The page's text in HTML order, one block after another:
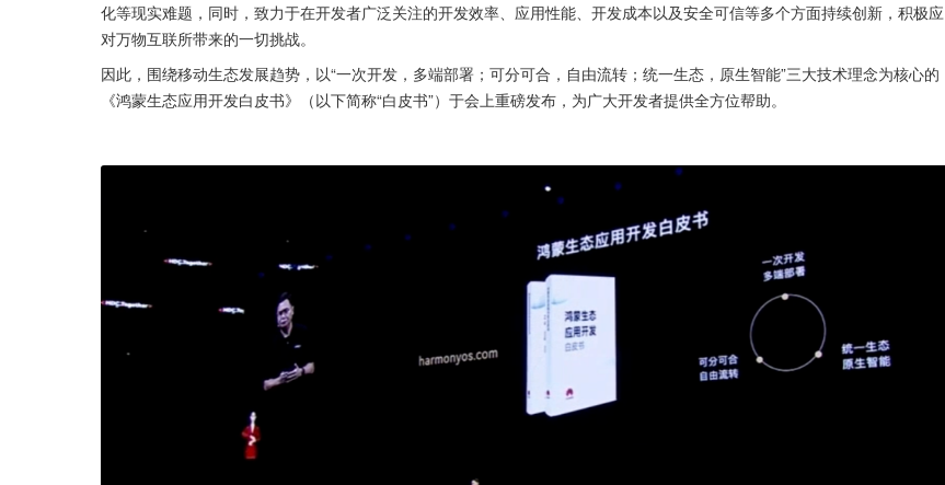
化等现实难题，同时，致力于在开发者广泛关注的开发效率、应用性能、开发成本以及安全可信等多个方面持续创新，积极应
对万物互联所带来的一切挑战。
因此，围绕移动生态发展趋势，以“一次开发，多端部署；可分可合，自由流转；统一生态，原生智能”三大技术理念为核心的
《鸿蒙生态应用开发白皮书》（以下简称“白皮书”）于会上重磅发布，为广大开发者提供全方位帮助。